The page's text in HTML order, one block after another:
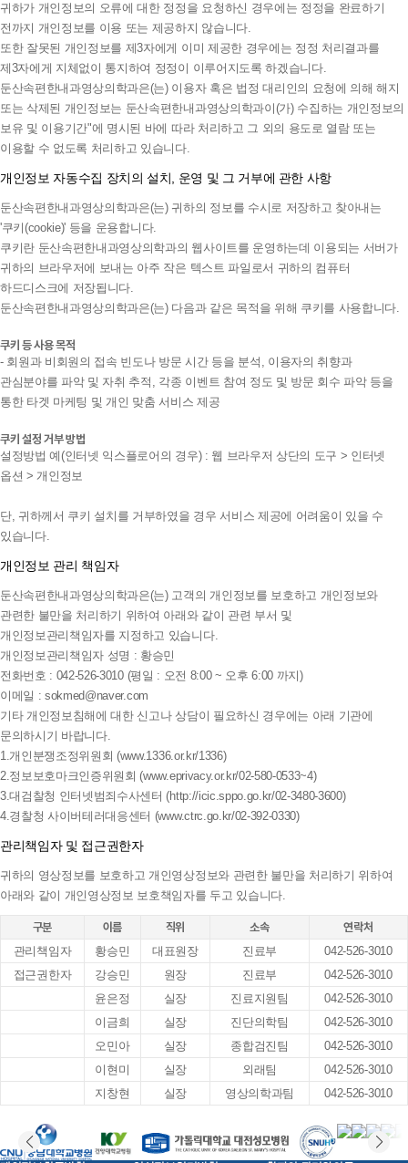
귀하가 개인정보의 오류에 대한 정정을 요청하신 경우에는 정정을 완료하기
전까지 개인정보를 이용 또는 제공하지 않습니다.
또한 잘못된 개인정보를 제3자에게 이미 제공한 경우에는 정정 처리결과를
제3자에게 지체없이 통지하여 정정이 이루어지도록 하겠습니다.
둔산속편한내과영상의학과은(는) 이용자 혹은 법정 대리인의 요청에 의해 해지
또는 삭제된 개인정보는 둔산속편한내과영상의학과이(가) 수집하는 개인정보의
보유 및 이용기간"에 명시된 바에 따라 처리하고 그 외의 용도로 열람 또는
이용할 수 없도록 처리하고 있습니다.
개인정보 자동수집 장치의 설치, 운영 및 그 거부에 관한 사항
둔산속편한내과영상의학과은(는) 귀하의 정보를 수시로 저장하고 찾아내는
'쿠키(cookie)' 등을 운용합니다.
쿠키란 둔산속편한내과영상의학과의 웹사이트를 운영하는데 이용되는 서버가
귀하의 브라우저에 보내는 아주 작은 텍스트 파일로서 귀하의 컴퓨터
하드디스크에 저장됩니다.
둔산속편한내과영상의학과은(는) 다음과 같은 목적을 위해 쿠키를 사용합니다.
쿠키 등 사용 목적
- 회원과 비회원의 접속 빈도나 방문 시간 등을 분석, 이용자의 취향과
관심분야를 파악 및 자취 추적, 각종 이벤트 참여 정도 및 방문 회수 파악 등을
통한 타겟 마케팅 및 개인 맞춤 서비스 제공
쿠키 설정 거부 방법
설정방법 예(인터넷 익스플로어의 경우) : 웹 브라우저 상단의 도구 > 인터넷
옵션 > 개인정보
단, 귀하께서 쿠키 설치를 거부하였을 경우 서비스 제공에 어려움이 있을 수
있습니다.
개인정보 관리 책임자
둔산속편한내과영상의학과은(는) 고객의 개인정보를 보호하고 개인정보와
관련한 불만을 처리하기 위하여 아래와 같이 관련 부서 및
개인정보관리책임자를 지정하고 있습니다.
개인정보관리책임자 성명 : 황승민
전화번호 : 042-526-3010 (평일 : 오전 8:00 ~ 오후 6:00 까지)
이메일 : sokmed@naver.com
기타 개인정보침해에 대한 신고나 상담이 필요하신 경우에는 아래 기관에
문의하시기 바랍니다.
1.개인분쟁조정위원회 (www.1336.or.kr/1336)
2.정보보호마크인증위원회 (www.eprivacy.or.kr/02-580-0533~4)
3.대검찰청 인터넷범죄수사센터 (http://icic.sppo.go.kr/02-3480-3600)
4.경찰청 사이버테러대응센터 (www.ctrc.go.kr/02-392-0330)
관리책임자 및 접근권한자
귀하의 영상정보를 보호하고 개인영상정보와 관련한 불만을 처리하기 위하여
아래와 같이 개인영상정보 보호책임자를 두고 있습니다.
구분 이름 직위 소속
연락처
관리책임자
황승민 대표원장 진료부
042-526-3010
접근권한자
강승민 원장 진료부
042-526-3010
윤은정
실장 진료지원팀
042-526-3010
이금희
실장 진단의학팀
042-526-3010
오민아
실장 종합검진팀
042-526-3010
이현미
실장 외래팀
042-526-3010
지창현
실장 영상의학과팀 042-526-3010